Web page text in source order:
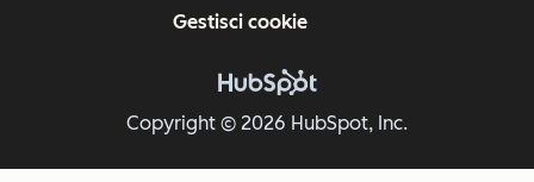
Copyright © 2026 HubSpot, Inc.
Gestisci cookie